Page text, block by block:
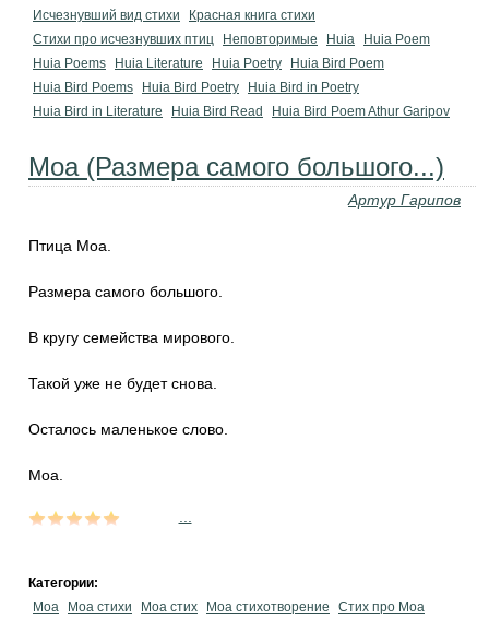
Исчезнувший вид стихи
Красная книга стихи
Стихи про исчезнувших птиц
Неповторимые Huia
Huia Poem
Huia Poems
Huia Literature Huia Poetry
Huia Bird Poem
Huia Bird Poems
Huia Bird Poetry
Huia Bird in Poetry
Huia Bird in Literature
Huia Bird Read Huia Bird Poem Athur Garipov
Моа (Размера самого большого...)
Артур Гарипов
Птица Моа.
Размера самого большого.
В кругу семейства мирового.
Такой уже не будет снова.
Осталось маленькое слово.
Моа.
Категории:
Моа
Моа стихи Моа стих Моа стихотворение
Стих про Моа